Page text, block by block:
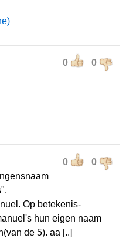
0 0
0 0
Op betekenis-
hun eigen naam
de 5). aa [..]